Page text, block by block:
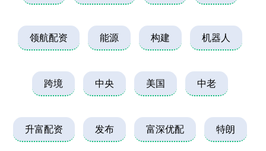
领航配资 能源 构建 机器人
跨境 中央 美国 中老
升富配资 发布 富深优配 特朗